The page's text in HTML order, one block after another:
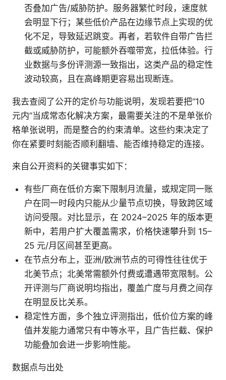
否叠加广告/威胁防护。服务器繁忙时段，速度就
会明显下行；某些低价产品在边缘节点上实现的优
化不足，导致延迟跳变。再者，若软件自带广告拦
截或威胁防护，可能额外吞噬带宽，拉低体验。行
业数据与多份评测源一致指出，这类产品的稳定性
波动较高，且在高峰期更容易出现断连。
我去查阅了公开的定价与功能说明，发现若要把“10
元内”当成常态化解决方案，最需要关注的不是单张价
格单张说明，而是整合的约束清单。这些约束决定了
你在紧要时刻能否顺利翻墙、能否维持稳定的连接。
来自公开资料的关键事实如下：
有些厂商在低价方案下限制月流量，或规定同一账
户在同一时段内只能从少量节点切换，导致跨区域
访问受限。对比显示，在 2024–2025 年的版本更
新中，若用户扩大覆盖需求，价格快速攀升到 15–
25 元/月区间甚至更高。
在节点分布上，亚洲/欧洲节点的可得性往往优于
北美节点；北美常需额外付费或遭遇带宽限制。公
开评测与厂商说明均指出，覆盖广度与月费之间存
在明显反比关系。
稳定性方面，多个独立评测指出，低价位方案的峰
值并发能力通常只有中等水平，且广告拦截、保护
功能叠加会进一步影响性能。
数据点与出处